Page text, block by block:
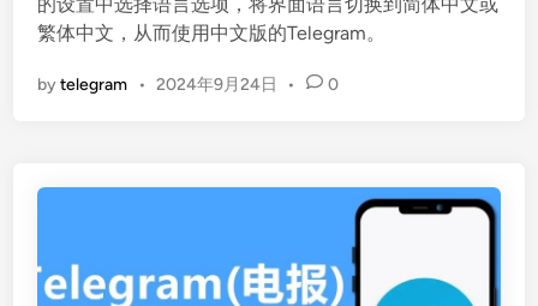
d
i繁体中文，从而使用中文版的Telegram。
bytelegram • 2024年9月24日 • 0